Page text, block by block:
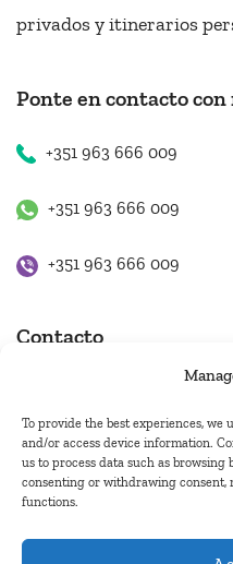
To provide the best experiences, we
and/or access device information.
us to process data such as
consenting or withdrawing consent,
functions.
privados y itinerarios
Ponte en contacto
+351 963 666 009
+351 963 666 009
+351 963 666 009
Contacto
© Copyright 2026
Pague con: